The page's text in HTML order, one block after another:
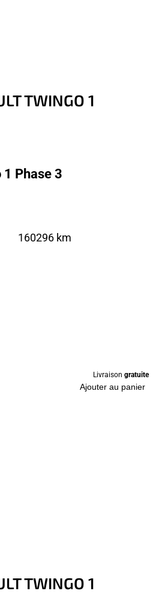
TWINGO 1
Phase 3
160296 km
Livraison gratuite
Ajouter au panier
TWINGO 1